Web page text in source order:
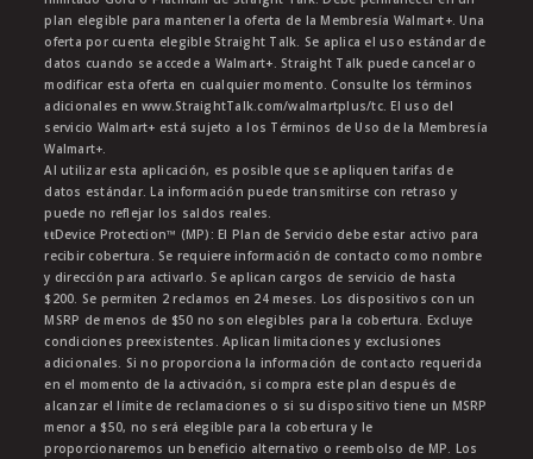
plan elegible para mantener la oferta de la Membresía Walmart+. Una
oferta por cuenta elegible Straight Talk. Se aplica el uso estándar de
datos cuando se accede a Walmart+. Straight Talk puede cancelar o
modificar esta oferta en cualquier momento. Consulte los términos
adicionales en www.StraightTalk.com/walmartplus/tc. El uso del
servicio Walmart+ está sujeto a los Términos de Uso de la Membresía
Walmart+.
Al utilizar esta aplicación, es posible que se apliquen tarifas de
datos estándar. La información puede transmitirse con retraso y
puede no reflejar los saldos reales.
ŧŧDevice Protection™ (MP): El Plan de Servicio debe estar activo para
recibir cobertura. Se requiere información de contacto como nombre
y dirección para activarlo. Se aplican cargos de servicio de hasta
$200. Se permiten 2 reclamos en 24 meses. Los dispositivos con un
MSRP de menos de $50 no son elegibles para la cobertura. Excluye
condiciones preexistentes. Aplican limitaciones y exclusiones
adicionales. Si no proporciona la información de contacto requerida
en el momento de la activación, si compra este plan después de
alcanzar el límite de reclamaciones o si su dispositivo tiene un MSRP
menor a $50, no será elegible para la cobertura y le
proporcionaremos un beneficio alternativo o reembolso de MP. Los